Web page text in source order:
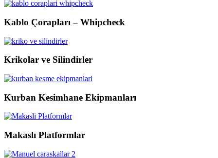
Kablo Çorapları – Whipcheck
Krikolar ve Silindirler
Kurban Kesimhane Ekipmanları
Makaslı Platformlar